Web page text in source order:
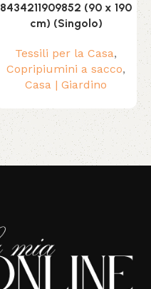
8434211909852 (90 x 190
cm) (Singolo)
Tessili per la Casa,
Copripiumini a sacco,
Casa | Giardino